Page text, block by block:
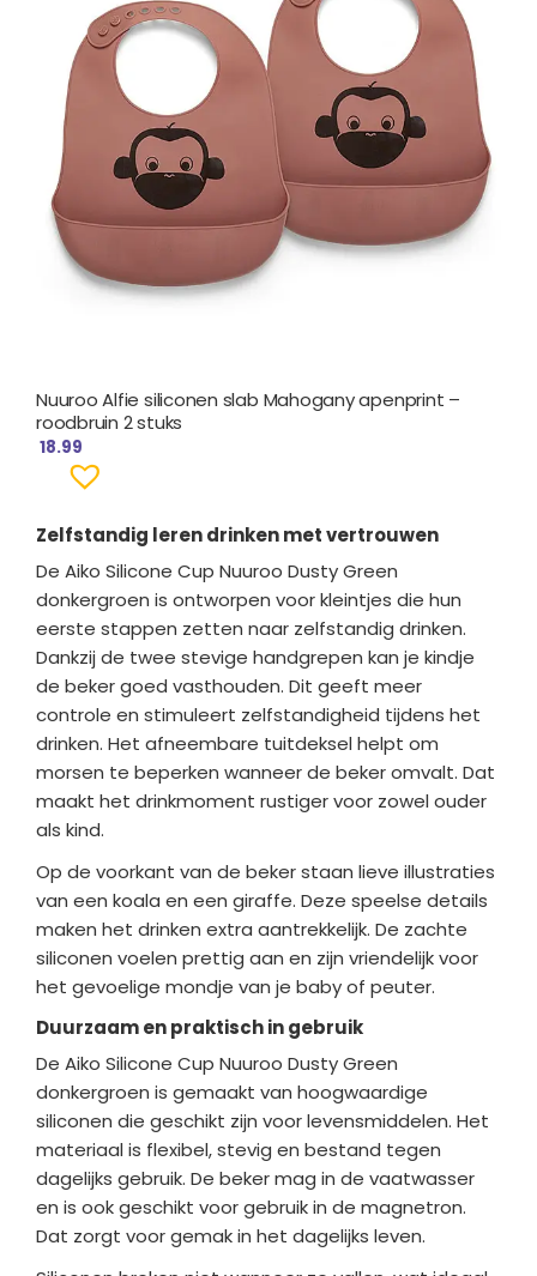
Nuuroo Alfie siliconen slab Mahogany apenprint –
roodbruin 2 stuks
18.99
Zelfstandig leren drinken met vertrouwen
De Aiko Silicone Cup Nuuroo Dusty Green
donkergroen is ontworpen voor kleintjes die hun
eerste stappen zetten naar zelfstandig drinken.
Dankzij de twee stevige handgrepen kan je kindje
de beker goed vasthouden. Dit geeft meer
controle en stimuleert zelfstandigheid tijdens het
drinken. Het afneembare tuitdeksel helpt om
morsen te beperken wanneer de beker omvalt. Dat
maakt het drinkmoment rustiger voor zowel ouder
als kind.
Op de voorkant van de beker staan lieve illustraties
van een koala en een giraffe. Deze speelse details
maken het drinken extra aantrekkelijk. De zachte
siliconen voelen prettig aan en zijn vriendelijk voor
het gevoelige mondje van je baby of peuter.
Duurzaam en praktisch in gebruik
De Aiko Silicone Cup Nuuroo Dusty Green
donkergroen is gemaakt van hoogwaardige
siliconen die geschikt zijn voor levensmiddelen. Het
materiaal is flexibel, stevig en bestand tegen
dagelijks gebruik. De beker mag in de vaatwasser
en is ook geschikt voor gebruik in de magnetron.
Dat zorgt voor gemak in het dagelijks leven.